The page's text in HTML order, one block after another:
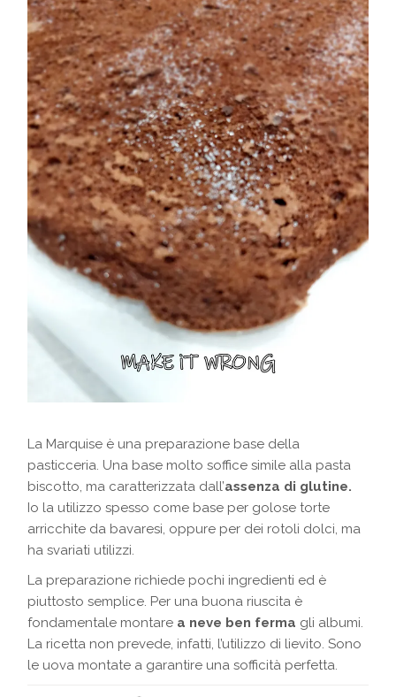
La Marquise è una preparazione base della
pasticceria. Una base molto soffice simile alla pasta
biscotto, ma caratterizzata dall’assenza di glutine.
Io la utilizzo spesso come base per golose torte
arricchite da bavaresi, oppure per dei rotoli dolci, ma
ha svariati utilizzi.
La preparazione richiede pochi ingredienti ed è
piuttosto semplice. Per una buona riuscita è
fondamentale montare a neve ben ferma gli albumi.
La ricetta non prevede, infatti, l’utilizzo di lievito. Sono
le uova montate a garantire una sofficità perfetta.